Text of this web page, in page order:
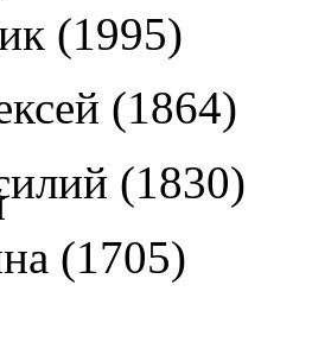
(1995)
(1864)
(1830)
(1705)